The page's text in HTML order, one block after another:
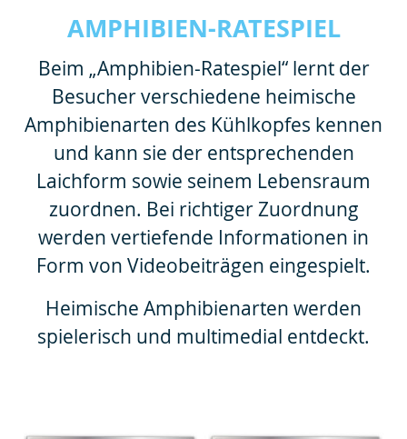
AMPHIBIEN-RATESPIEL
Beim „Amphibien-Ratespiel“ lernt der
Besucher verschiedene heimische
Amphibienarten des Kühlkopfes kennen
und kann sie der entsprechenden
Laichform sowie seinem Lebensraum
zuordnen. Bei richtiger Zuordnung
werden vertiefende Informationen in
Form von Videobeiträgen eingespielt.
Heimische Amphibienarten werden
spielerisch und multimedial entdeckt.